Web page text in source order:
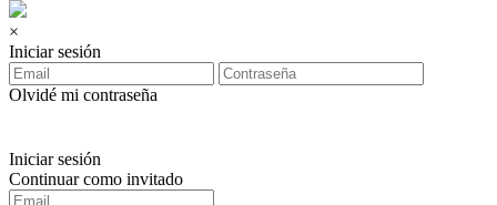
×
Iniciar sesión
Olvidé mi contraseña
Iniciar sesión
Continuar como invitado